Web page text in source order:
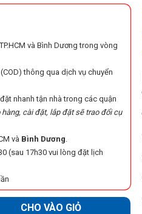
và Bình Dương trong vòng
thông qua dịch vụ chuyển
nhanh tận nhà trong các quận
hàng, cài đặt, lắp đặt sẽ trao đổi cụ
và Bình Dương.
(sau 17h30 vui lòng đặt lịch
CHO VÀO GIỎ